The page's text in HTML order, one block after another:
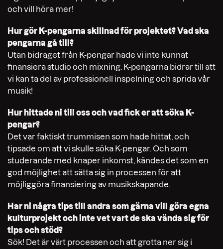
och vill höra mer!
Hur gör K-pengarna skillnad för projektet? Vad ska
pengarna gå till?
Utan bidraget från K-pengar hade vi inte kunnat
finansiera studio och mixning. K-pengarna bidrar till att
vi kan ta del av professionell inspelning och sprida vår
musik!
Hur hittade ni till oss och vad fick er att söka K-
pengar?
Det var faktiskt trummisen som hade hittat, och
tipsade om att vi skulle söka K-pengar. Och som
studerande med knaper inkomst, kändes det som en
god möjlighet att sätta sig in processen för att
möjliggöra finansiering av musikskapande.
Har ni några tips till andra som gärna vill göra egna
kulturprojekt och inte vet vart de ska vända sig för
tips och stöd?
Sök! Det är värt processen och att grotta ner sig i